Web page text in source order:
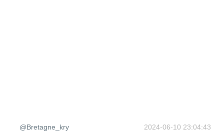
@Bretagne_kry 2024-06-10 23:04:43